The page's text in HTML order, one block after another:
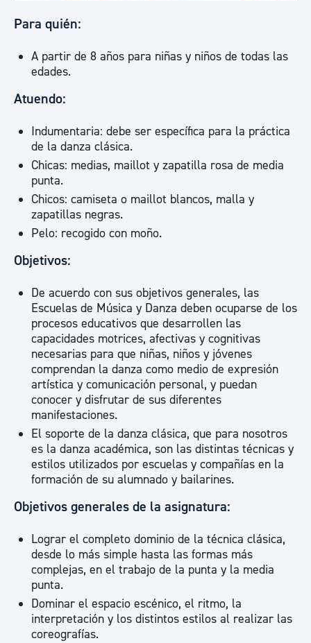
Para quién:
A partir de 8 años para niñas y niños de todas las
edades.
Atuendo:
Indumentaria: debe ser específica para la práctica
de la danza clásica.
Chicas: medias, maillot y zapatilla rosa de media
punta.
Chicos: camiseta o maillot blancos, malla y
zapatillas negras.
Pelo: recogido con moño.
Objetivos:
De acuerdo con sus objetivos generales, las
Escuelas de Música y Danza deben ocuparse de los
procesos educativos que desarrollen las
capacidades motrices, afectivas y cognitivas
necesarias para que niñas, niños y jóvenes
comprendan la danza como medio de expresión
artística y comunicación personal, y puedan
conocer y disfrutar de sus diferentes
manifestaciones.
El soporte de la danza clásica, que para nosotros
es la danza académica, son las distintas técnicas y
estilos utilizados por escuelas y compañías en la
formación de su alumnado y bailarines.
Objetivos generales de la asignatura:
Lograr el completo dominio de la técnica clásica,
desde lo más simple hasta las formas más
complejas, en el trabajo de la punta y la media
punta.
Dominar el espacio escénico, el ritmo, la
interpretación y los distintos estilos al realizar las
coreografías.